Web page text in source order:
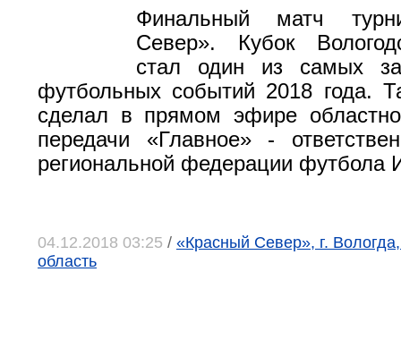
Финальный матч
Север». Кубок
стал один из самых
футбольных событий 2018 года.
сделал в прямом эфире
передачи «Главное» -
региональной федерации футбола
04.12.2018 03:25 / «Красный Север», г.
область